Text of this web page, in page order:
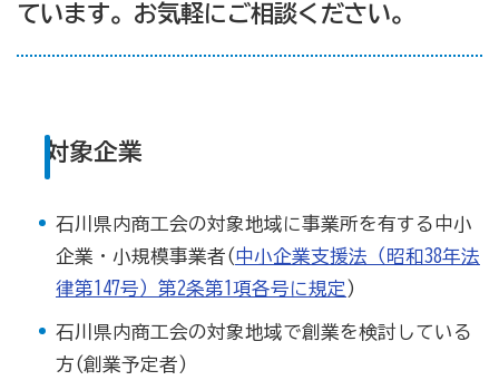
ています。お気軽にご相談ください。
対象企業
石川県内商工会の対象地域に事業所を有する中小
企業・小規模事業者(中小企業支援法（昭和38年法
律第147号）第2条第1項各号に規定 )
石川県内商工会の対象地域で創業を検討している
方(創業予定者)
商工会が扱う融資・金融制度
商工会の共済・保険
一つの掛金で貯蓄・生命保障・融資の3つの備え（商工
貯蓄共済）
死亡保険金(最高6千万円)の掛捨共済・福祉共済「生
命」保障
石川県中小企業共済協同組合(傷害共済・自動車事故費